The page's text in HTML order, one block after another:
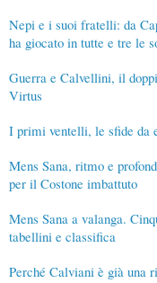
Nepi e i suoi fratelli: da
ha giocato in tutte e tre le
Guerra e Calvellini, il
Virtus
I primi ventelli, le sfide da
Mens Sana, ritmo e
per il Costone imbattuto
Mens Sana a valanga.
tabellini e classifica
Perché Calviani è già una